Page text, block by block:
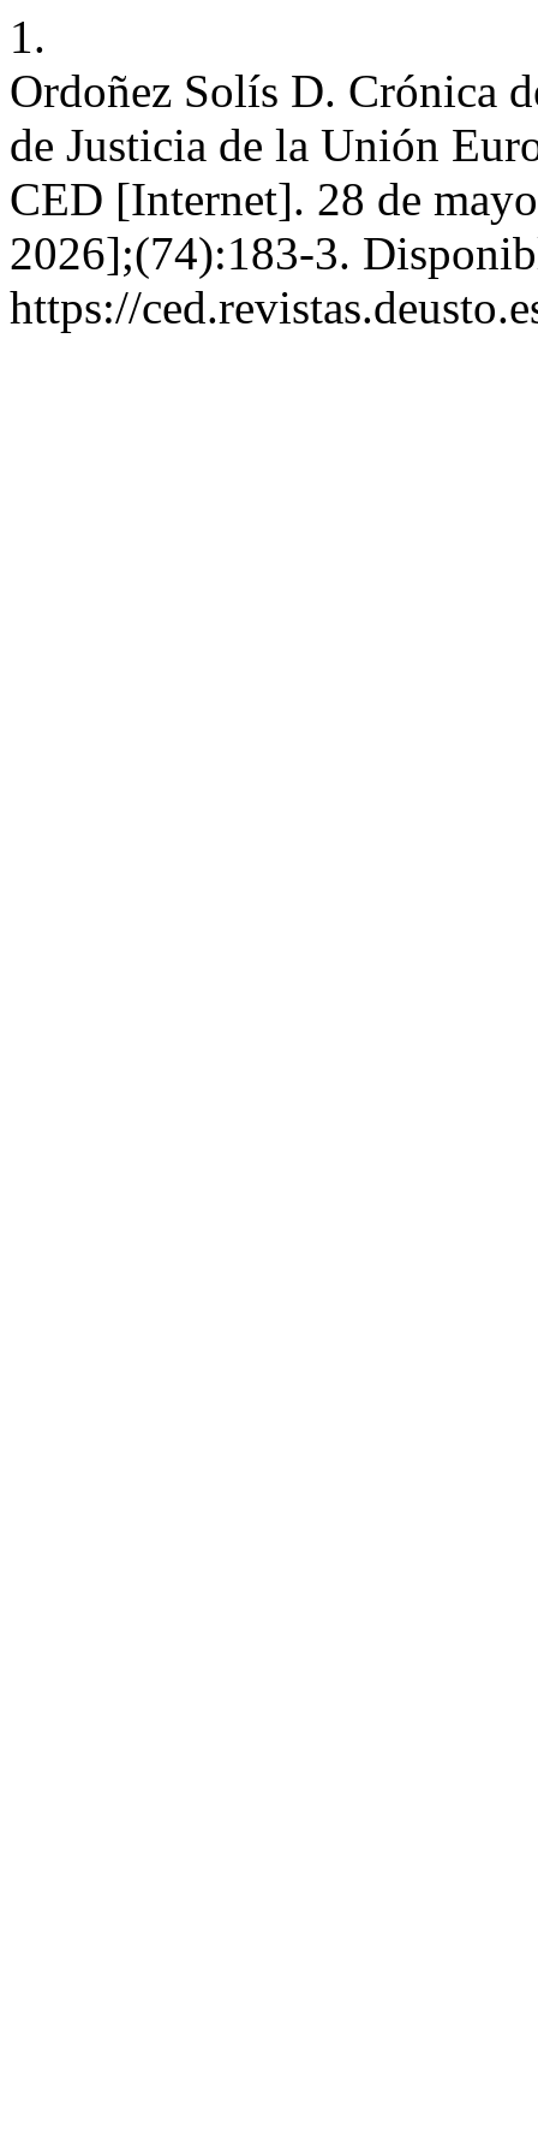
1.
Ordoñez Solís D. Crónica
de Justicia de la Unión
CED [Internet]. 28 de
2026];(74):183-3.
https://